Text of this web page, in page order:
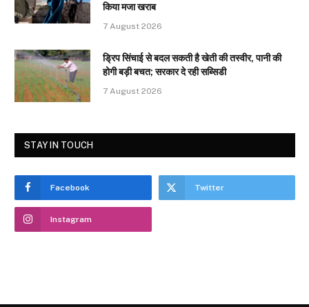
किया मजा खराब
7 August 2026
ड्रिप सिंचाई से बदल सकती है खेती की तस्वीर, पानी की
होगी बड़ी बचत; सरकार दे रही सब्सिडी
7 August 2026
STAY IN TOUCH
Facebook Twitter
Instagram